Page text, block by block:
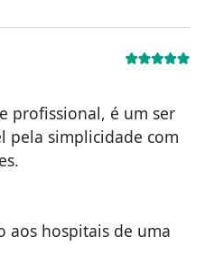
profissional, é um ser
pela simplicidade com
aos hospitais de uma